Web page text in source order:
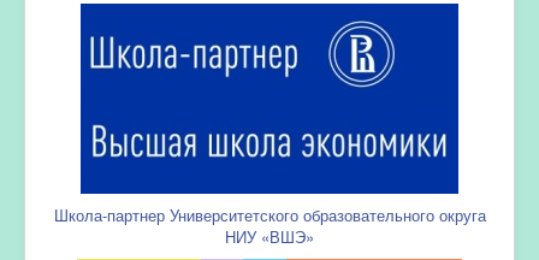
Школа-партнер Университетского образовательного округа
НИУ «ВШЭ»